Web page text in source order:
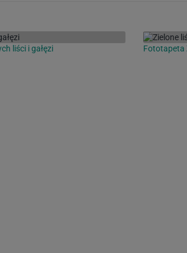
liści i gałęzi Fototapeta